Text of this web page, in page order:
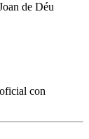
de Déu
con